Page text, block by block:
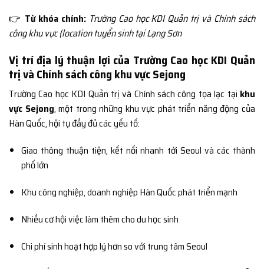
👉 Từ khóa chính: Trường Cao học KDI Quản trị và Chính sách
công khu vực {location tuyển sinh tại Lạng Sơn
Vị trí địa lý thuận lợi của Trường Cao học KDI Quản
trị và Chính sách công khu vực Sejong
Trường Cao học KDI Quản trị và Chính sách công tọa lạc tại khu
vực Sejong, một trong những khu vực phát triển năng động của
Hàn Quốc, hội tụ đầy đủ các yếu tố:
Giao thông thuận tiện, kết nối nhanh tới Seoul và các thành
phố lớn
Khu công nghiệp, doanh nghiệp Hàn Quốc phát triển mạnh
Nhiều cơ hội việc làm thêm cho du học sinh
Chi phí sinh hoạt hợp lý hơn so với trung tâm Seoul